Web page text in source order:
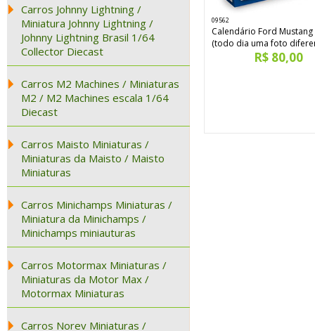
Carros Johnny Lightning /
Miniatura Johnny Lightning /
Johnny Lightning Brasil 1/64
Collector Diecast
Carros M2 Machines / Miniaturas
M2 / M2 Machines escala 1/64
Diecast
Carros Maisto Miniaturas /
Miniaturas da Maisto / Maisto
Miniaturas
Carros Minichamps Miniaturas /
Miniatura da Minichamps /
Minichamps miniauturas
Carros Motormax Miniaturas /
Miniaturas da Motor Max /
Motormax Miniaturas
Carros Norev Miniaturas /
09562
Calendário Ford Mustang
(todo dia uma foto
R$ 80,00